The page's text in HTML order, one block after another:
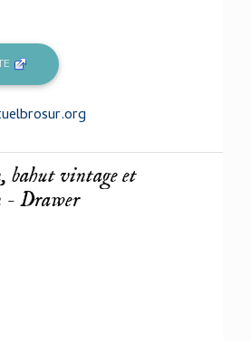
bahut vintage et
- Drawer